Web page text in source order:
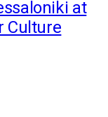
at
Culture